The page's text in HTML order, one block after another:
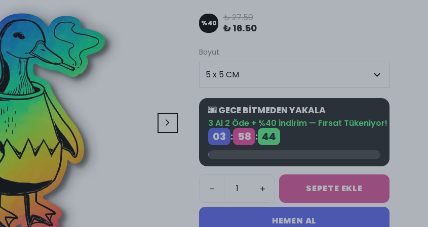
%40 ₺ 27.50
₺ 16.50
Boyut
🌆 GECE BİTMEDEN YAKALA
3 Al 2 Öde + %40 İndirim — Fırsat Tükeniyor!
03 : 58 : 44
SEPETE EKLE
HEMEN AL